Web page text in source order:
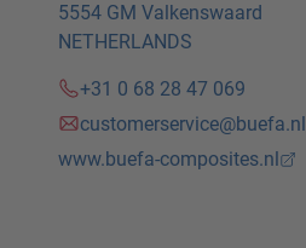
5554 GM Valkenswaard
NETHERLANDS
+31 0 68 28 47 069
customerservice@buefa.nl
www.buefa-composites.nl